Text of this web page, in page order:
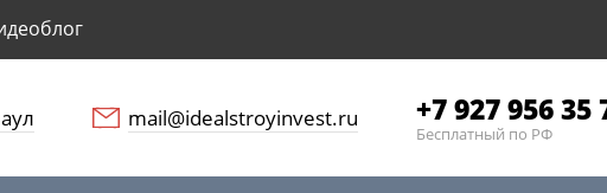
mail@idealstroyinvest.ru +7 927 956 35
Бесплатный по РФ